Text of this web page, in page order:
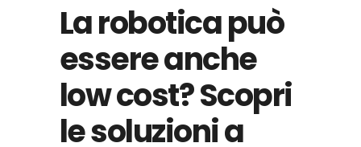
La robotica può
essere anche
low cost? Scopri
le soluzioni a